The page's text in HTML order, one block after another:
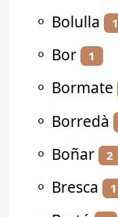
⚬ Bolulla 1
⚬ Bor 1
⚬ Bormate
⚬ Borredà
⚬ Boñar 2
⚬ Bresca 1